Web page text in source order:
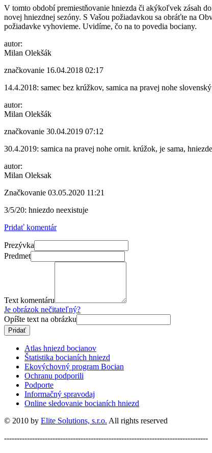
V tomto období premiestňovanie hniezda či akýkoľvek zásah
novej hniezdnej sezóny. S Vašou požiadavkou sa obráťte na
požiadavke vyhovieme. Uvidíme, čo na to povedia bociany.
autor:
Milan Olekšák
značkovanie 16.04.2018 02:17
14.4.2018: samec bez krúžkov, samica na pravej nohe
autor:
Milan Olekšák
značkovanie 30.04.2019 07:12
30.4.2019: samica na pravej nohe ornit. krúžok, je sama,
autor:
Milan Oleksak
Značkovanie 03.05.2020 11:21
3/5/20: hniezdo neexistuje
Pridať komentár
Prezývka
Predmet
Text komentáru
Je obrázok nečitateľný?
Opíšte text na obrázku
Atlas hniezd bocianov
Štatistika bocianích hniezd
Ekovýchovný program Bocian
Ochranu podporili
Podporte
Informačný spravodaj
Online sledovanie bocianích hniezd
© 2010 by Elite Solutions, s.r.o. All rights reserved
--------------------------------------------------------------------------------